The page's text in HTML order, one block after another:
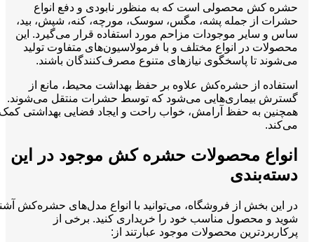
حشره کش محصولی است که به منظور نابودی و دفع انواع
حشرات از جمله پشه، مگس، سوسک، مورچه، کنه، شپش، بید،
ساس و سایر موجودات مزاحم مورد استفاده قرار می‌گیرد. این
محصولات در انواع مختلف و با فرمولاسیون‌های متفاوت تولید
می‌شوند تا پاسخگوی نیازهای متنوع مصرف‌کنندگان باشند.
استفاده از حشره‌کش علاوه بر حفظ بهداشت محیط، مانع از
گسترش بیماری‌هایی می‌شود که توسط حشرات منتقل می‌شوند.
همچنین به حفظ آرامش، خواب راحت و ایجاد فضایی بهداشتی
می‌کند.
انواع محصولات حشره کش موجود در این
دسته‌بندی
در این بخش از فروشگاه، می‌توانید با انواع مدل‌های حشره‌کش
شوید و محصول مناسب خود را خریداری کنید. برخی از
پرکاربردترین محصولات موجود عبارتند از: